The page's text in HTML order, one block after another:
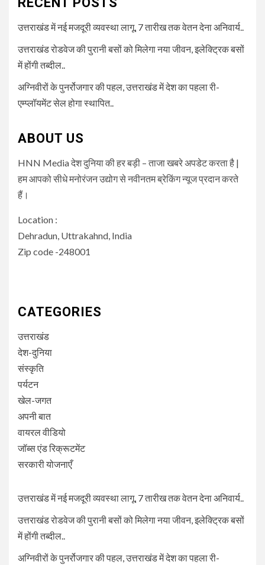
उत्तराखंड में नई मजदूरी व्यवस्था लागू, 7 तारीख तक वेतन देना अनिवार्य..
उत्तराखंड रोडवेज की पुरानी बसों को मिलेगा नया जीवन, इलेक्ट्रिक बसों
में होंगी तब्दील..
अग्निवीरों के पुनर्रोजगार की पहल, उत्तराखंड में देश का पहला री-
एम्प्लॉयमेंट सेल होगा स्थापित..
ABOUT US
HNN Media देश दुनिया की हर बड़ी – ताजा खबरे अपडेट करता है |
हम आपको सीधे मनोरंजन उद्योग से नवीनतम ब्रेकिंग न्यूज प्रदान करते
हैं।
Location :
Dehradun, Uttrakahnd, India
Zip code -248001
CATEGORIES
उत्तराखंड
देश-दुनिया
संस्कृति
पर्यटन
खेल-जगत
अपनी बात
वायरल वीडियो
जॉब्स एंड रिक्रूटमेंट
सरकारी योजनाएँ
उत्तराखंड में नई मजदूरी व्यवस्था लागू, 7 तारीख तक वेतन देना अनिवार्य..
उत्तराखंड रोडवेज की पुरानी बसों को मिलेगा नया जीवन, इलेक्ट्रिक बसों
में होंगी तब्दील..
अग्निवीरों के पुनर्रोजगार की पहल, उत्तराखंड में देश का पहला री-